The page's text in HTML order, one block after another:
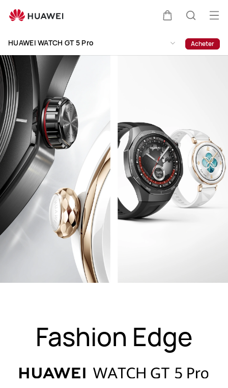
WATCH
Pro
le
HUAWEI WATCH GT 5 Pro Acheter
Fashion Edge